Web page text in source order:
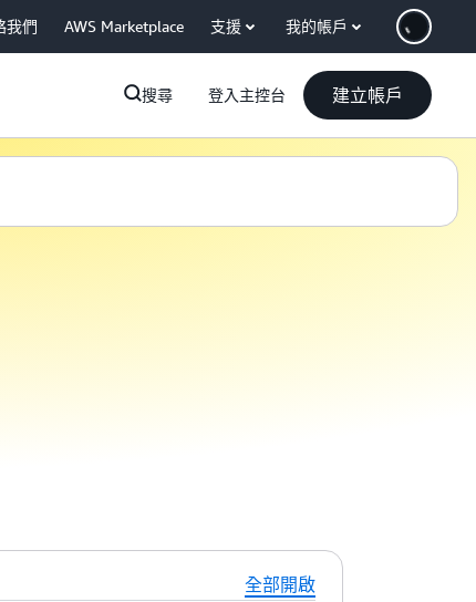
我們 AWS Marketplace 支援 我的帳戶
搜尋 登入主控台 建立帳戶
全部開啟